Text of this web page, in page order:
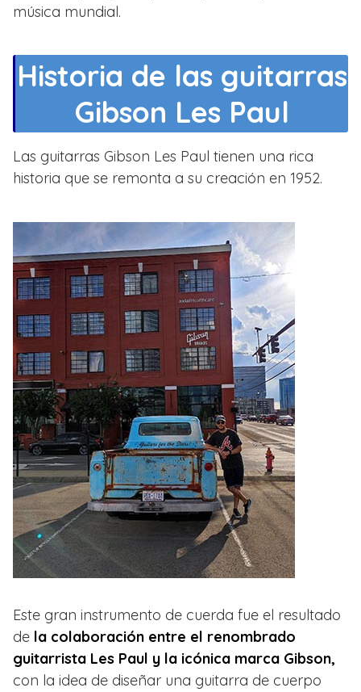
música mundial.
Historia de las guitarras
Gibson Les Paul
Las guitarras Gibson Les Paul tienen una rica
historia que se remonta a su creación en 1952.
Este gran instrumento de cuerda fue el resultado
de la colaboración entre el renombrado
guitarrista Les Paul y la icónica marca Gibson,
con la idea de diseñar una guitarra de cuerpo